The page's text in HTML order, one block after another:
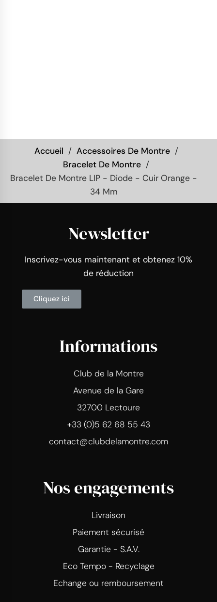
Accueil
Accessoires De Montre
Bracelet De Montre
Bracelet De Montre LIP - Diode - Cuir Orange -
34 Mm
Newsletter
Inscrivez-vous maintenant et obtenez 10%
de réduction
Cliquez ici
Informations
Club de la Montre
Avenue de la Gare
32700 Lectoure
+33 (0)5 62 68 55 43
contact@clubdelamontre.com
Nos engagements
Livraison
Paiement sécurisé
Garantie - S.A.V.
Eco Tempo - Recyclage
Echange ou remboursement